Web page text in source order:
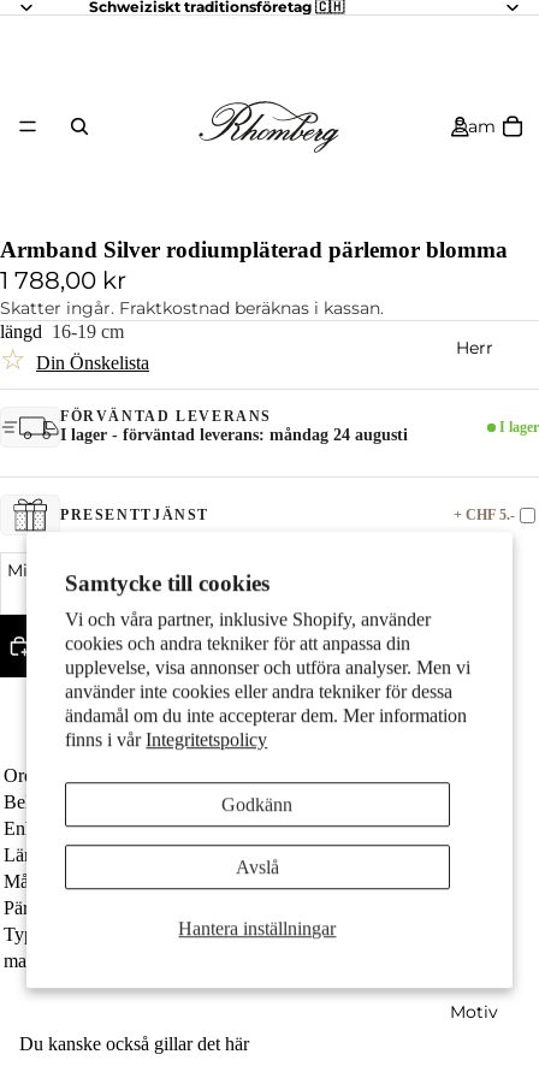
Samtycke till cookies
Vi och våra partner, inklusive Shopify, använder
cookies och andra tekniker för att anpassa din
upplevelse, visa annonser och utföra analyser. Men vi
använder inte cookies eller andra tekniker för dessa
ändamål om du inte accepterar dem. Mer information
finns i vårIntegritetspolicy
Hantera inställningar
Godkänn
Avslå
Schweiziskt traditionsföretag 🇨🇭
Dam
Herr
Motiv
Armband Silver rodiumpläterad pärlemor blomma
1 788,00 kr
Skatter ingår. Fraktkostnad beräknas i kassan.
längd 16-19 cm
☆ Din Önskelista
FÖRVÄNTAD LEVERANS
I lager - förväntad leverans: måndag 24 augusti I lager
PRESENTTJÄNST + CHF 5.-
Minska kvantitet
Öka kvantitet
Lägg till i varukorgen
Fint silver med stämpel 925
Med skimrande pärlemor
Fri frakt
Ordernummer
Beläggning
Enhet
Styck
Längd justerbar upp till
Målgrupp
Pärlor
Typ av smycken
Armband
material
Du kanske också gillar det här